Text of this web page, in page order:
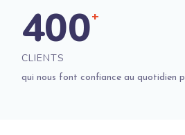
400+
CLIENTS
qui nous font confiance au quotidien